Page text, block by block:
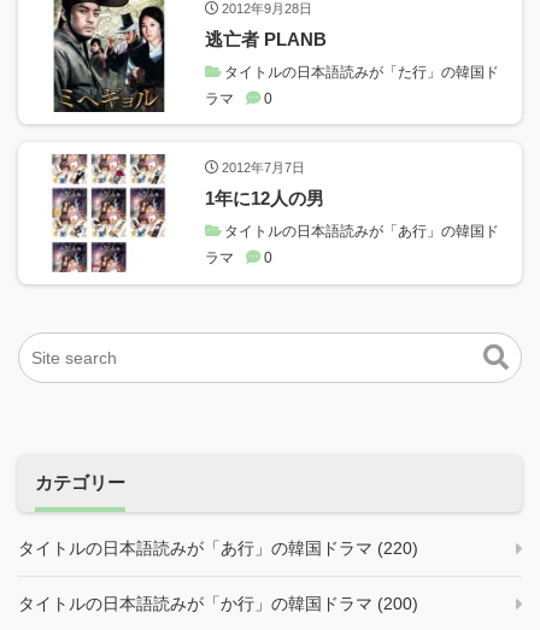
2012年9月28日
逃亡者 PLANB
タイトルの日本語読みが「た行」の韓国ド
ラマ
0
2012年7月7日
1年に12人の男
タイトルの日本語読みが「あ行」の韓国ド
ラマ
0
カテゴリー
タイトルの日本語読みが「あ行」の韓国ドラマ (220)
タイトルの日本語読みが「か行」の韓国ドラマ (200)